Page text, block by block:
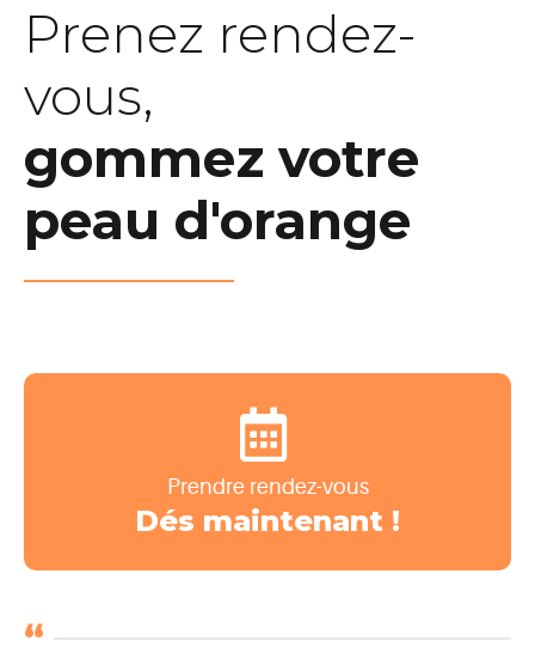
Prenez rendez-
vous,
gommez votre
peau d'orange
Prendre rendez-vous
Dés maintenant !